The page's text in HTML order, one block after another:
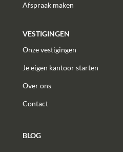
Afspraak maken
VESTIGINGEN
Onze vestigingen
Je eigen kantoor starten
Over ons
Contact
BLOG